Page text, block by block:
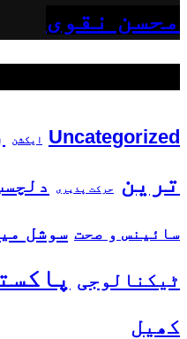
محسن نقوی
Uncategorized ایکشن
ترین
حرکت پذیری
سائینس و صحت سوشل
ٹیکنالوجی
کھیل